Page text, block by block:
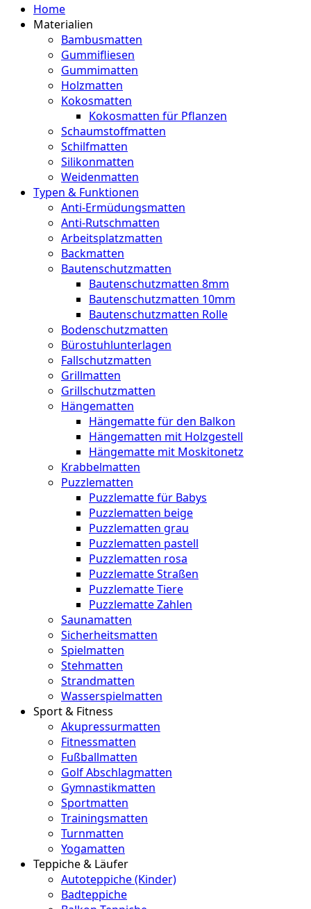
Home
Materialien
Bambusmatten
Gummifliesen
Gummimatten
Holzmatten
Kokosmatten
Kokosmatten für Pflanzen
Schaumstoffmatten
Schilfmatten
Silikonmatten
Weidenmatten
Typen & Funktionen
Anti-Ermüdungsmatten
Anti-Rutschmatten
Arbeitsplatzmatten
Backmatten
Bautenschutzmatten
Bautenschutzmatten 8mm
Bautenschutzmatten 10mm
Bautenschutzmatten Rolle
Bodenschutzmatten
Bürostuhlunterlagen
Fallschutzmatten
Grillmatten
Grillschutzmatten
Hängematten
Hängematte für den Balkon
Hängematten mit Holzgestell
Hängematte mit Moskitonetz
Krabbelmatten
Puzzlematten
Puzzlematte für Babys
Puzzlematten beige
Puzzlematten grau
Puzzlematten pastell
Puzzlematten rosa
Puzzlematte Straßen
Puzzlematte Tiere
Puzzlematte Zahlen
Saunamatten
Sicherheitsmatten
Spielmatten
Stehmatten
Strandmatten
Wasserspielmatten
Sport & Fitness
Akupressurmatten
Fitnessmatten
Fußballmatten
Golf Abschlagmatten
Gymnastikmatten
Sportmatten
Trainingsmatten
Turnmatten
Yogamatten
Teppiche & Läufer
Autoteppiche (Kinder)
Badteppiche